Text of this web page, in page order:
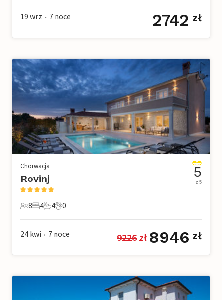
19 wrz • 7 noce 2742 zł
Chorwacja
Rovinj
8 Goście
8
4 Sypialnie
4
4 Łazienki
4
0 Zwierzęta domowe
0
5
z 5
24 kwi • 7 noce 9226 zł 8946 zł